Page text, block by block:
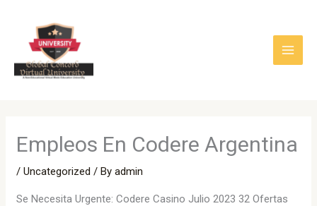
content
Empleos En Codere Argentina
/Uncategorized / Byadmin
Se Necesita Urgente: Codere Casino Julio 2023 32 Ofertas